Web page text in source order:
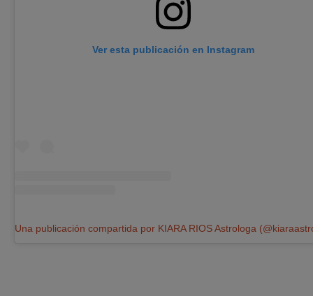
Ver esta publicación en Instagram